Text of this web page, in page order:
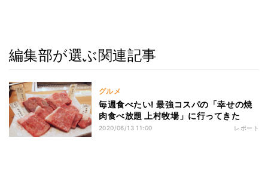
編集部が選ぶ関連記事
グルメ
毎週食べたい! 最強コスパの「幸せの焼
肉食べ放題 上村牧場」に行ってきた
2020/06/13 11:00 レポート